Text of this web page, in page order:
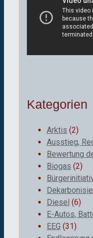
Kategorien
Arktis (2)
Ausstieg,
Bewertung
Biogas (2)
Diesel (6)
E-Autos,
EEG (31)